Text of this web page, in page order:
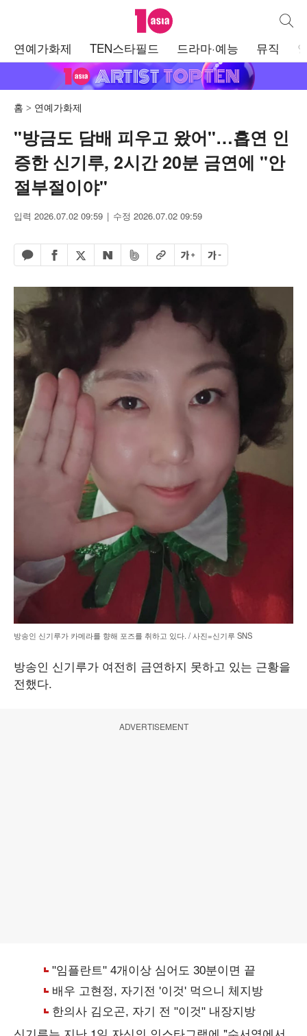
텐아시아 통합
연예가화제 TEN스타필드 드라마·예능 뮤직
홈 연예가화제
"방금도 담배 피우고 왔어"…흡연 인
증한 신기루, 2시간 20분 금연에 "안
절부절이야"
입력 2026.07.02 09:59 수정 2026.07.02 09:59
카카오톡 공유하기
페이스북 공유하기
엑스 공유하기
네이버 공유하기
밴드 공유하기
URL복사글자 크게글자 작게
방송인 신기루가 카메라를 향해 포즈를 취하고 있다. / 사진=신기루 SNS
방송인 신기루가 여전히 금연하지 못하고 있는 근황을
전했다.
ADVERTISEMENT